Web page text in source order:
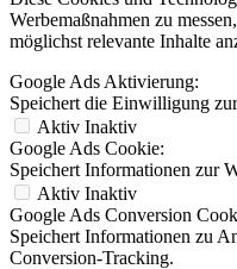
Werbemaßnahmen zu
möglichst relevante Inhalte
Google Ads Aktivierung:
Speichert die Einwilligung
Aktiv Inaktiv
Google Ads Cookie:
Speichert Informationen zur
Aktiv Inaktiv
Google Ads Conversion
Speichert Informationen zu
Conversion-Tracking.